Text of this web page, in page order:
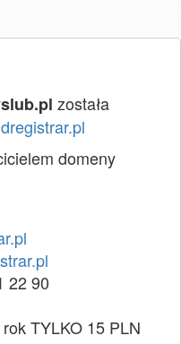
została
domeny
22 90
TYLKO 15 PLN